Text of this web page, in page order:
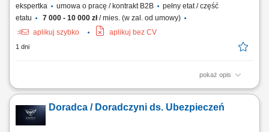
ekspertka umowa o pracę / kontrakt B2B
pełny etat / część
etatu
7 000 - 10 000 zł/ mies. (w zal. od umowy)
aplikuj szybko
aplikuj bez CV
1 dni
pokaż opis
Forma pracy zależy od uzgodnionego modelu współpracy: stacjonarna
przypadku współpracy B2B opartej na własnym lub mieszanym portfelu
klientów — również zdalna i mobilna. O stanowisku: Stanowisko
Doradca / Doradczyni ds. Ubezpieczeń